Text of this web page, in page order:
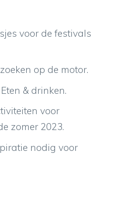
voor de festivals
op de motor.
& drinken.
voor
zomer 2023.
nodig voor